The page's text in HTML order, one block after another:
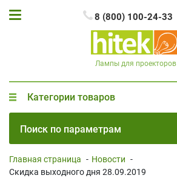
8 (800) 100-24-33
Лампы для проекторов
Категории товаров
Поиск по параметрам
Главная страница - Новости -
Скидка выходного дня 28.09.2019